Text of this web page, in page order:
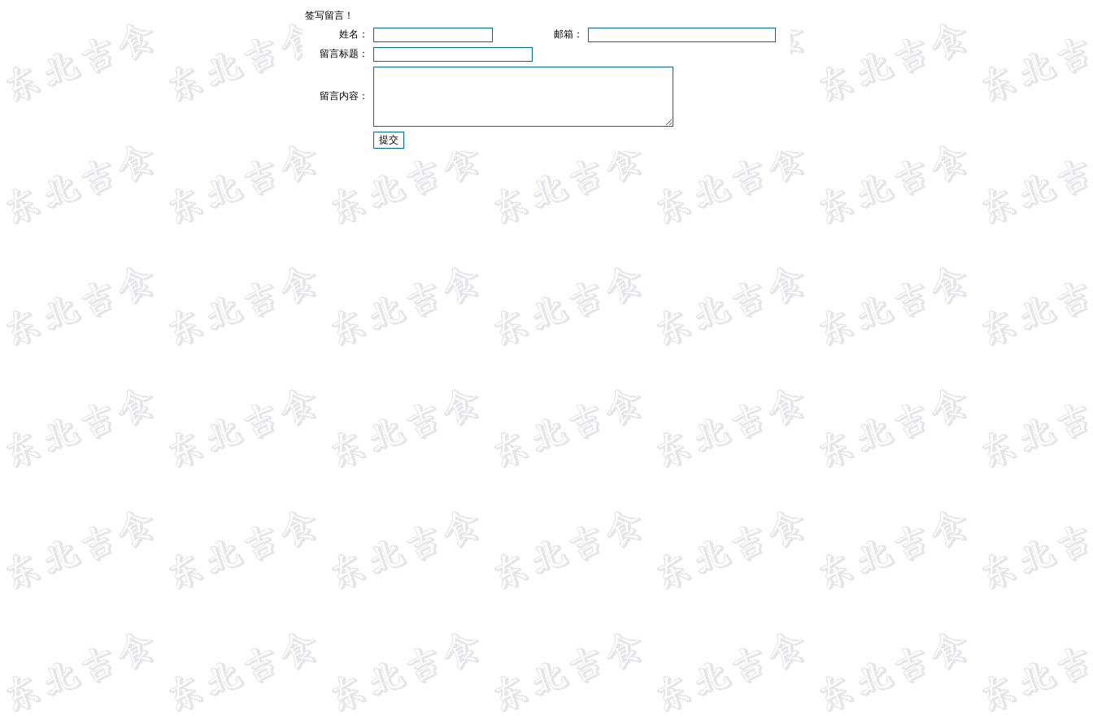
签写留言！
姓名：
邮箱：
留言标题：
留言内容：